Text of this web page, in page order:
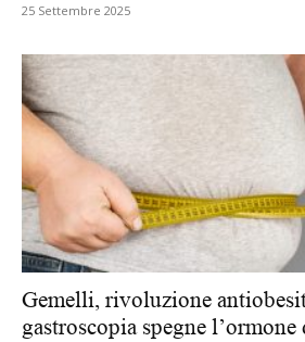
25 Settembre 2025
Gemelli, rivoluzione
gastroscopia spegne l’ormone